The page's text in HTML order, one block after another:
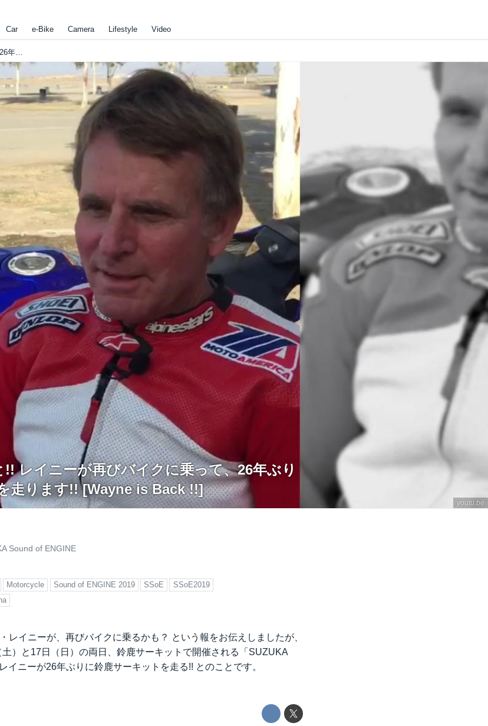
Car e-Bike Camera Lifestyle Video
[SSoE2019] なんと!! レイニーが再びバイクに乗って、26年ぶりに鈴鹿サーキットを走ります!! [Wayne is Back !!]
youtu.be
レイニーが再びバイクに乗って、26年ぶり
走ります!! [Wayne is Back !!]
Sound of ENGINE
Motorcycle Sound of ENGINE 2019 SSoE
SSoE2019
レイニーが、再びバイクに乗るかも？ という報をお伝えしましたが、
）と17日（日）の両日、鈴鹿サーキットで開催される「SUZUKA
イニーが26年ぶりに鈴鹿サーキットを走る!! とのことです。